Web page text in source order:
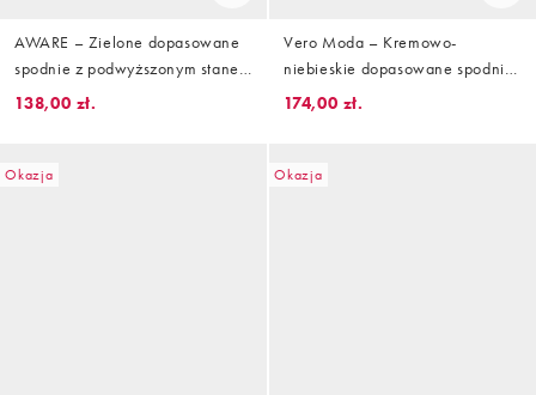
AWARE – Zielone dopasowane
spodnie z podwyższonym stanem
i baryłkowymi nogawkami
138,00 zł.
Vero Moda – Kremowo-
niebieskie dopasowane spodnie
z prostymi nogawkami i
174,00 zł.
Okazja Okazja